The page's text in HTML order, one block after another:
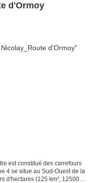
d'Ormoy
est constitué des carrefours
4 se situe au Sud-Ouest de la
d'hectares (125 km², 125000